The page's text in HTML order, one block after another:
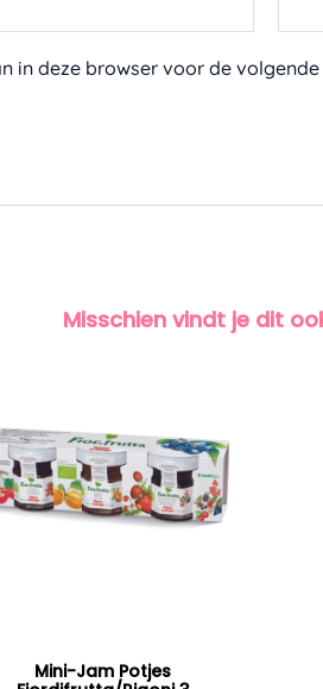
in deze browser voor de
Misschien vindt je dit
Mini-Jam Potjes